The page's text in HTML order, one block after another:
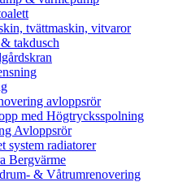
tvättmaskin, vitvaror
takdusch
avloppsrör
med Högtrycksspolning
Avloppsrör
system radiatorer
Bergvärme
& Våtrumrenovering